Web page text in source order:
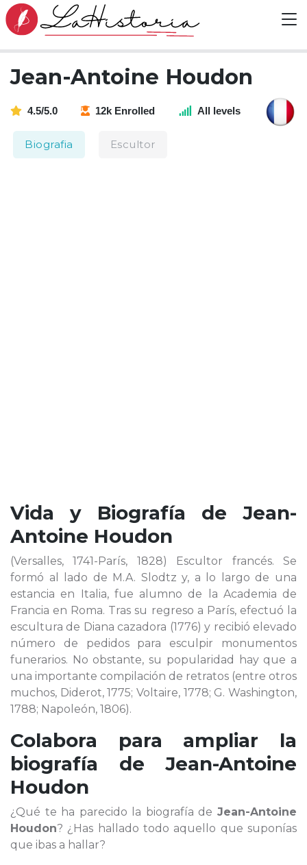
Jean-Antoine Houdon
4.5/5.0 12k Enrolled All levels
Biografia Escultor
Vida y Biografía de Jean-
Antoine Houdon
(Versalles, 1741-París, 1828) Escultor francés. Se
formó al lado de M.A. Slodtz y, a lo largo de una
estancia en Italia, fue alumno de la Academia de
Francia en Roma. Tras su regreso a París, efectuó la
escultura de Diana cazadora (1776) y recibió elevado
número de pedidos para esculpir monumentos
funerarios. No obstante, su popularidad hay que a
una importante compilación de retratos (entre otros
muchos, Diderot, 1775; Voltaire, 1778; G. Washington,
1788; Napoleón, 1806).
Colabora para ampliar la
biografía de Jean-Antoine
Houdon
¿Qué te ha parecido la biografía de Jean-Antoine
Houdon? ¿Has hallado todo aquello que suponías
que ibas a hallar?